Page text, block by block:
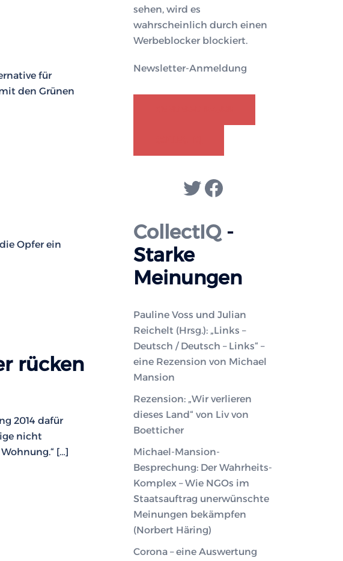
für
den Grünen
Opfer ein
rücken
2014 dafür
nicht
[…]
sehen, wird es
wahrscheinlich durch einen
Werbeblocker blockiert.
Newsletter-Anmeldung
Twitter
Facebook
CollectIQ-
Starke
Meinungen
Pauline Voss und Julian
Reichelt (Hrsg.): „Links –
Deutsch / Deutsch – Links“ –
eine Rezension von Michael
Mansion
Rezension: „Wir verlieren
dieses Land“ von Liv von
Boetticher
Michael-Mansion-
Besprechung: Der Wahrheits-
Komplex – Wie NGOs im
Staatsauftrag unerwünschte
Meinungen bekämpfen
(Norbert Häring)
Corona – eine Auswertung